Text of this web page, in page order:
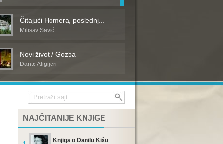
Čitajući Homera, poslednj...
Milisav Savić
Novi život / Gozba
Dante Aligijeri
NAJČITANIJE KNJIGE
Knjiga o Danilu Kišu